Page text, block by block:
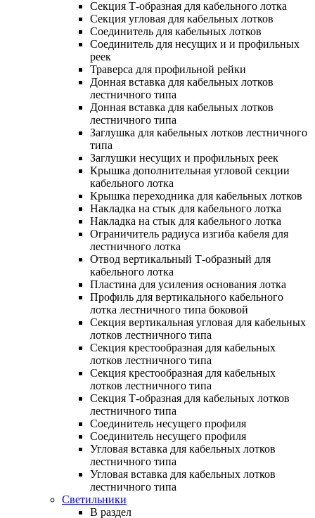
Секция Т-образная для кабельного лотка
Секция угловая для кабельных лотков
Соединитель для кабельных лотков
Соединитель для несущих и и профильных
реек
Траверса для профильной рейки
Донная вставка для кабельных лотков
лестничного типа
Донная вставка для кабельных лотков
лестничного типа
Заглушка для кабельных лотков лестничного
типа
Заглушки несущих и профильных реек
Крышка дополнительная угловой секции
кабельного лотка
Крышка переходника для кабельных лотков
Накладка на стык для кабельного лотка
Накладка на стык для кабельного лотка
Ограничитель радиуса изгиба кабеля для
лестничного лотка
Отвод вертикальный Т-образный для
кабельного лотка
Пластина для усиления основания лотка
Профиль для вертикального кабельного
лотка лестничного типа боковой
Секция вертикальная угловая для кабельных
лотков лестничного типа
Секция крестообразная для кабельных
лотков лестничного типа
Секция крестообразная для кабельных
лотков лестничного типа
Секция Т-образная для кабельных лотков
лестничного типа
Соединитель несущего профиля
Соединитель несущего профиля
Угловая вставка для кабельных лотков
лестничного типа
Угловая вставка для кабельных лотков
лестничного типа
Светильники
В раздел